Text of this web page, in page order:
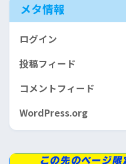
メタ情報
ログイン
投稿フィード
コメントフィード
WordPress.org